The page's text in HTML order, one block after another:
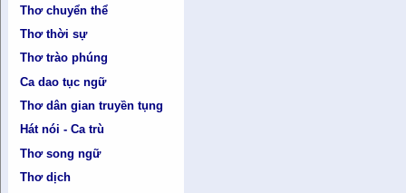
Thơ chuyển thể
Thơ thời sự
Thơ trào phúng
Ca dao tục ngữ
Thơ dân gian truyền tụng
Hát nói - Ca trù
Thơ song ngữ
Thơ dịch